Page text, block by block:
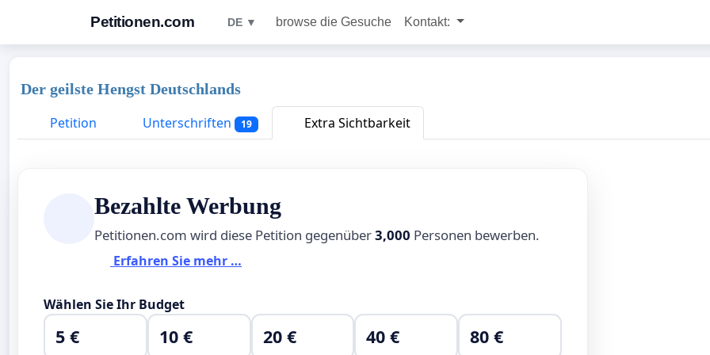
Petitionen.com DE ▼ browse die Gesuche Kontakt:
Der geilste Hengst Deutschlands
Petition
Unterschriften 19 Extra Sichtbarkeit
Bezahlte Werbung
Petitionen.com wird diese Petition gegenüber3,000 Personen bewerben.
Erfahren Sie mehr …
Wählen Sie Ihr Budget
5 € 10 € 20 € 40 € 80 €